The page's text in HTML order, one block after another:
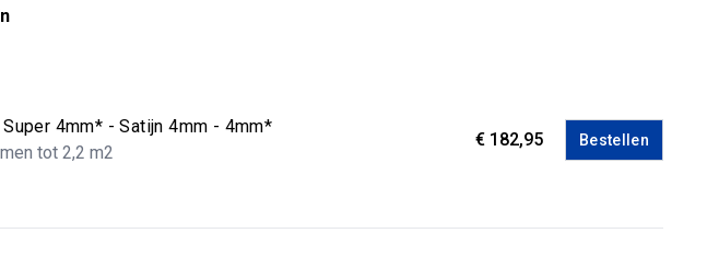
4mm* - Satijn 4mm - 4mm*
tot 2,2 m2
€ 182,95 Bestellen